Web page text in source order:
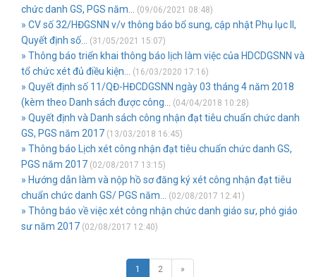
chức danh GS, PGS năm...
(09/06/2021 08:48)
» CV số 32/HĐGSNN v/v thông báo bổ sung, cập nhật Phụ lục II,
Quyết định số...
(31/05/2021 15:07)
» Thông báo triển khai thông báo lịch làm việc của HDCDGSNN và
tổ chức xét đủ điều kiện...
(16/03/2020 17:16)
» Quyết định số 11/QĐ-HĐCDGSNN ngày 03 tháng 4 năm 2018
(kèm theo Danh sách được công...
(04/04/2018 10:28)
» Quyết định và Danh sách công nhận đạt tiêu chuẩn chức danh
GS, PGS năm 2017 (13/03/2018 16:45)
» Thông báo Lịch xét công nhận đạt tiêu chuẩn chức danh GS,
PGS năm 2017 (02/08/2017 13:15)
» Hướng dẫn làm và nộp hồ sơ đăng ký xét công nhận đạt tiêu
chuẩn chức danh GS/ PGS năm...
(02/08/2017 12:41)
» Thông báo về việc xét công nhận chức danh giáo sư, phó giáo
sư năm 2017 (02/08/2017 12:40)
1 2 »